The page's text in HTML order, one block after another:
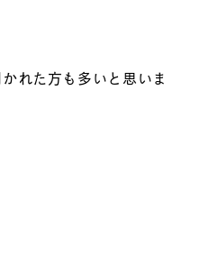
れた方も多いと思いま